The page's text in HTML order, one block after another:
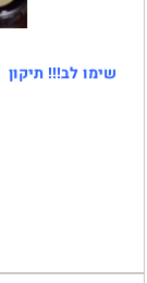
שימו לב!!! תיקון